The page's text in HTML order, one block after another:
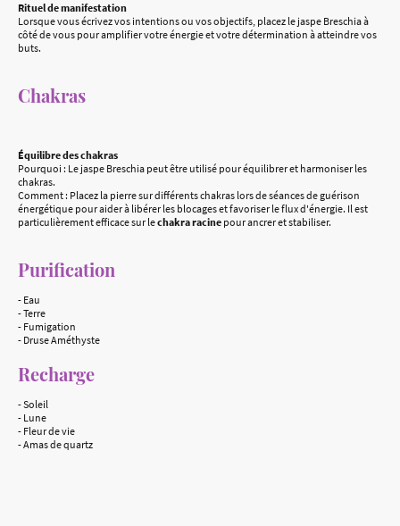
Rituel de manifestation
Lorsque vous écrivez vos intentions ou vos objectifs, placez le jaspe Breschia à
côté de vous pour amplifier votre énergie et votre détermination à atteindre vos
buts.
Chakras
Équilibre des chakras
Pourquoi : Le jaspe Breschia peut être utilisé pour équilibrer et harmoniser les
chakras.
Comment : Placez la pierre sur différents chakras lors de séances de guérison
énergétique pour aider à libérer les blocages et favoriser le flux d'énergie. Il est
particulièrement efficace sur lechakra racine pour ancrer et stabiliser.
Purification
- Eau
- Terre
- Fumigation
- Druse Améthyste
Recharge
- Soleil
- Lune
- Fleur de vie
- Amas de quartz